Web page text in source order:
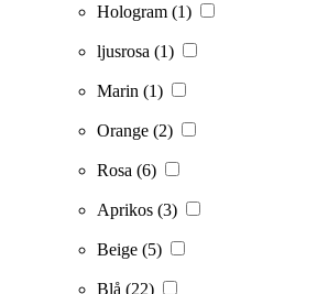
Hologram (1)
ljusrosa (1)
Marin (1)
Orange (2)
Rosa (6)
Aprikos (3)
Beige (5)
Blå (22)